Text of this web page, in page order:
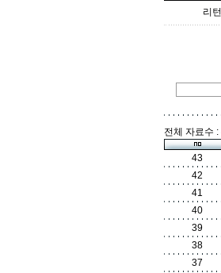
리
전체 자료수 :
43
42
41
40
39
38
37